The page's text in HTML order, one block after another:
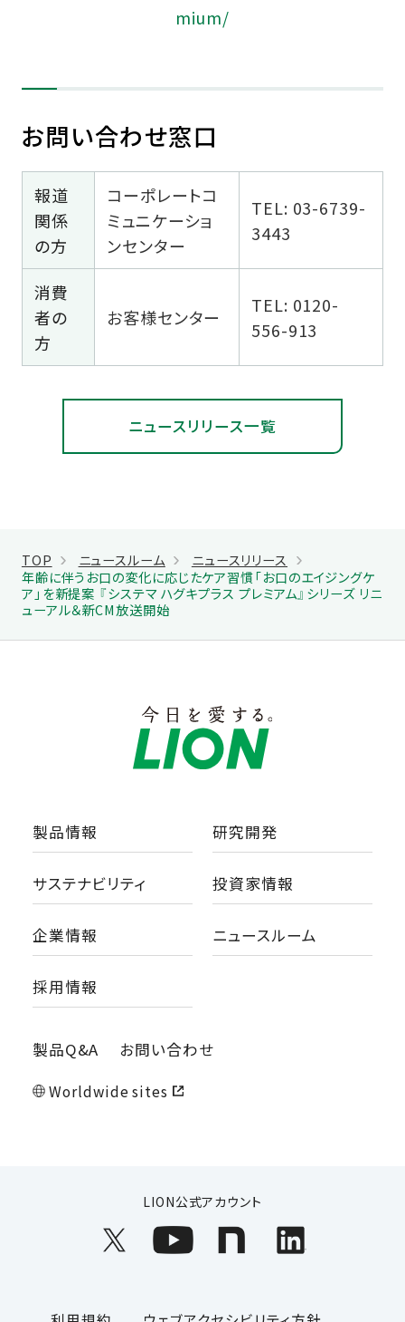
mium/
お問い合わせ窓口
報道
関係
の方
コーポレートコ
ミュニケーショ
ンセンター
TEL: 03-6739-
3443
消費
者の
方
お客様センター
TEL: 0120-
556-913
ニュースリリース一覧
TOP ニュースルーム
ニュースリリース
年齢に伴うお口の変化に応じたケア習慣「お口のエイジングケ
ア」を新提案 『システマ ハグキプラス プレミアム』シリーズ リニ
ューアル＆新CM放送開始
製品情報 研究開発
サステナビリティ 投資家情報
企業情報 ニュースルーム
採用情報
製品Q&A お問い合わせ
Worldwide sites
LION公式アカウント